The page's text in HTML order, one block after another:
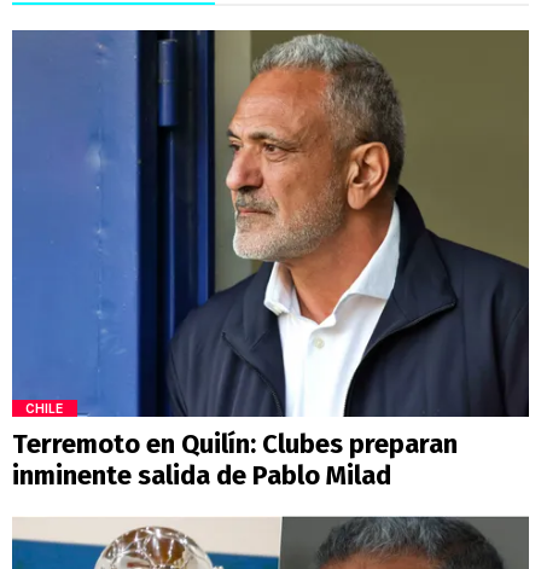
CHILE
Terremoto en Quilín: Clubes preparan
inminente salida de Pablo Milad